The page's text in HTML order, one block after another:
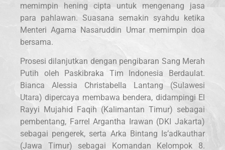
memimpin hening cipta untuk mengenang jasa
para pahlawan. Suasana semakin syahdu ketika
Menteri Agama Nasaruddin Umar memimpin doa
bersama.
Prosesi dilanjutkan dengan pengibaran Sang Merah
Putih oleh Paskibraka Tim Indonesia Berdaulat.
Bianca Alessia Christabella Lantang (Sulawesi
Utara) dipercaya membawa bendera, didampingi El
Rayyi Mujahid Faqih (Kalimantan Timur) sebagai
pembentang, Farrel Argantha Irawan (DKI Jakarta)
sebagai pengerek, serta Arka Bintang Is’adkauthar
(Jawa Timur) sebagai Komandan Kelompok 8.